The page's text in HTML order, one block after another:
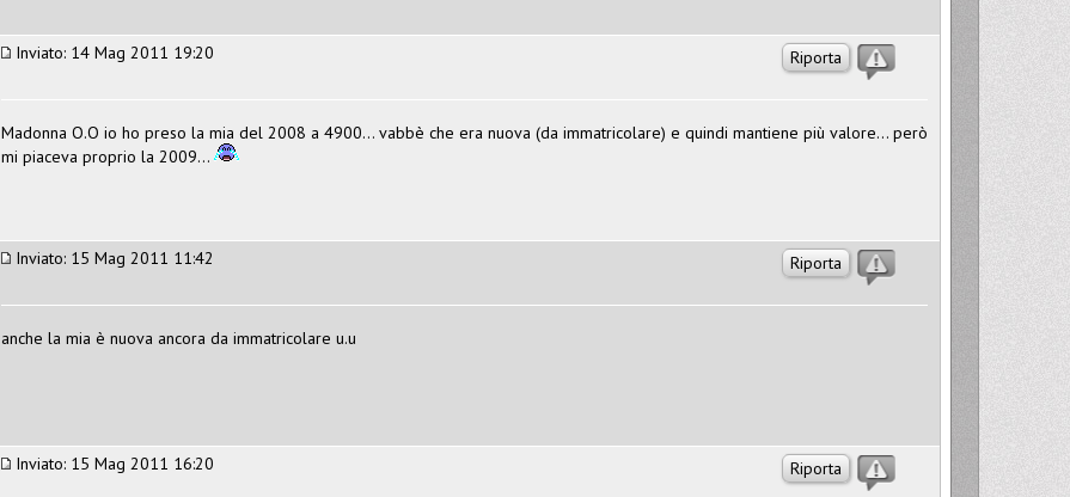
Riporta
Inviato: 14 Mag 2011 19:20
Madonna O.O io ho preso la mia del 2008 a 4900... vabbè che era nuova (da immatricolare) e quindi mantiene più valore... però
mi piaceva proprio la 2009...
Riporta
Inviato: 15 Mag 2011 11:42
anche la mia è nuova ancora da immatricolare u.u
Riporta
Inviato: 15 Mag 2011 16:20